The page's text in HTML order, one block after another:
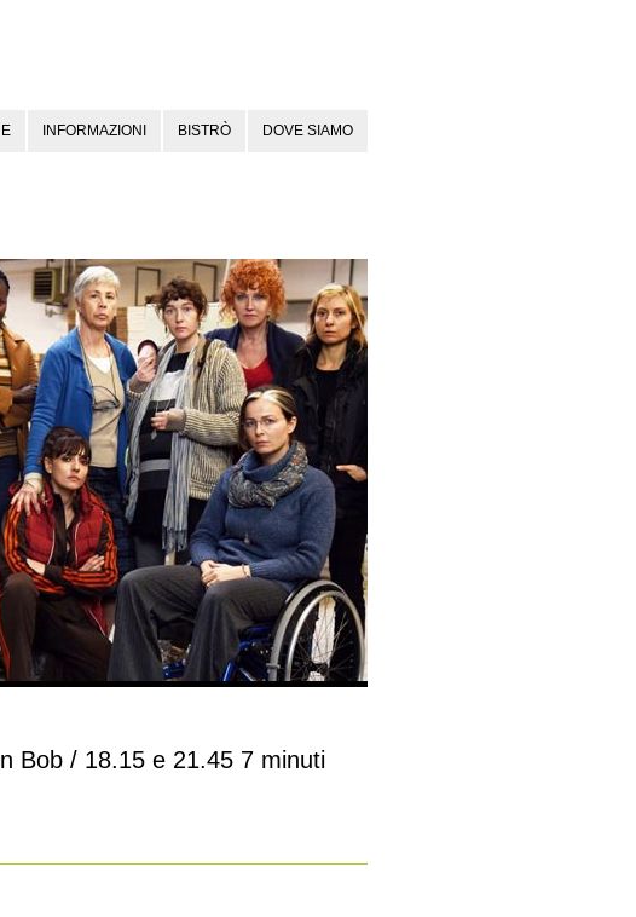
INFORMAZIONI BISTRÒ DOVE SIAMO
Bob / 18.15 e 21.45 7 minuti